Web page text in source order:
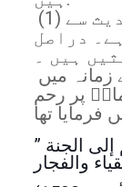
(1) یہ زیادتی ایک دوسری حدیث سے
دراصل
ہیں ۔
پر رحم
تھا
” مـالهـم ولـعمارؓ ؟ يدعوهم إلى الجنة